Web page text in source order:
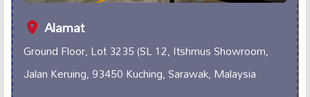
Alamat
Ground Floor, Lot 3235 (SL 12, Itshmus Showroom,
Jalan Keruing, 93450 Kuching, Sarawak, Malaysia